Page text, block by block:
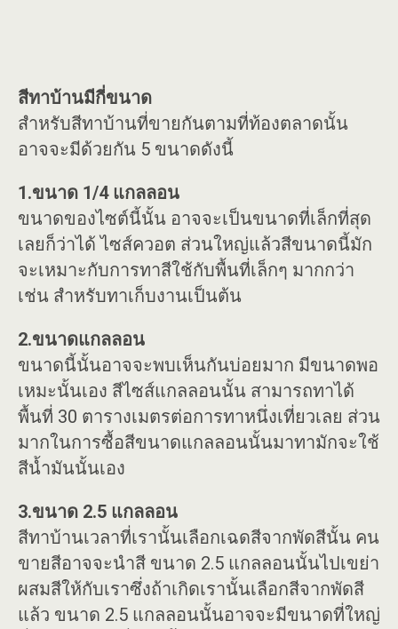
สีทาบ้านมีกี่ขนาด
สำหรับสีทาบ้านที่ขายกันตามที่ท้องตลาดนั้น
อาจจะมีด้วยกัน 5 ขนาดดังนี้
1.ขนาด 1/4 แกลลอน
ขนาดของไซต์นี้นั้น อาจจะเป็นขนาดที่เล็กที่สุด
เลยก็ว่าได้ ไซส์ควอต ส่วนใหญ่แล้วสีขนาดนี้มัก
จะเหมาะกับการทาสีใช้กับพื้นที่เล็กๆ มากกว่า
เช่น สำหรับทาเก็บงานเป็นต้น
2.ขนาดแกลลอน
ขนาดนี้นั้นอาจจะพบเห็นกันบ่อยมาก มีขนาดพอ
เหมะนั้นเอง สีไซส์แกลลอนนั้น สามารถทาได้
พื้นที่ 30 ตารางเมตรต่อการทาหนึ่งเที่ยวเลย ส่วน
มากในการซื้อสีขนาดแกลลอนนั้นมาทามักจะใช้
สีน้ำมันนั้นเอง
3.ขนาด 2.5 แกลลอน
สีทาบ้านเวลาที่เรานั้นเลือกเฉดสีจากพัดสีนั้น คน
ขายสีอาจจะนำสี ขนาด 2.5 แกลลอนนั้นไปเขย่า
ผสมสีให้กับเราซึ่งถ้าเกิดเรานั้นเลือกสีจากพัดสี
แล้ว ขนาด 2.5 แกลลอนนั้นอาจจะมีขนาดที่ใหญ่